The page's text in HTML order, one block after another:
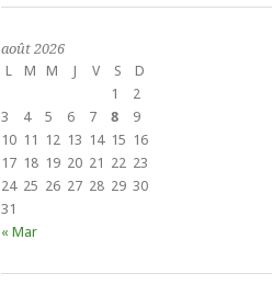
août 2026
L
M M J V S
D
1
2
3
4 5 6 7 8
9
10 11 12 13 14 15 16
17 18 19 20 21 22 23
24 25 26 27 28 29 30
31
« Mar